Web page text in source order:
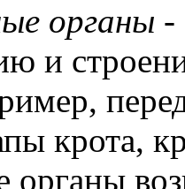
органы -
и
крота,